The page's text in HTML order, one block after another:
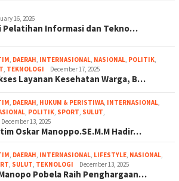
16, 2026
Pelatihan Informasi dan Tekno…
, DAERAH, INTERNASIONAL, NASIONAL, POLITIK,
, TEKNOLOGI December 17, 2025
Layanan Kesehatan Warga, B…
, DAERAH, HUKUM & PERISTIWA, INTERNASIONAL,
, POLITIK, SPORT, SULUT,
December 13, 2025
Oskar Manoppo.SE.M.M Hadir…
, DAERAH, INTERNASIONAL, LIFESTYLE, NASIONAL,
, SULUT, TEKNOLOGI December 13, 2025
Pobela Raih Penghargaan…